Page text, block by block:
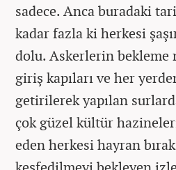
sadece. Anca buradaki
kadar fazla ki herkesi
dolu. Askerlerin bekleme
giriş kapıları ve her
getirilerek yapılan
çok güzel kültür
eden herkesi hayran